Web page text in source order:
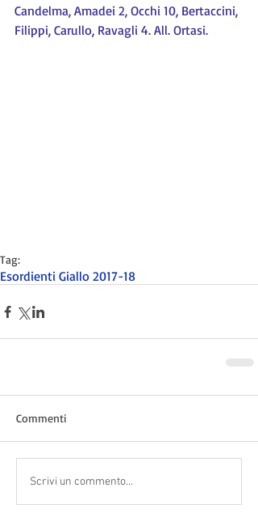
Candelma, Amadei 2, Occhi 10, Bertaccini,
Filippi, Carullo, Ravagli 4. All. Ortasi.
Tag:
Esordienti Giallo 2017-18
Commenti
Scrivi un commento...